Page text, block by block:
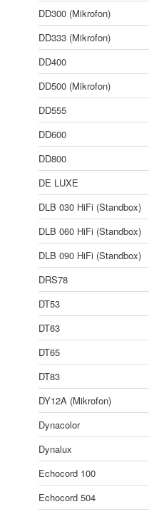
DD300 (Mikrofon)
DD333 (Mikrofon)
DD400
DD500 (Mikrofon)
DD555
DD600
DD800
DE LUXE
DLB 030 HiFi (Standbox)
DLB 060 HiFi (Standbox)
DLB 090 HiFi (Standbox)
DRS78
DT53
DT63
DT65
DT83
DY12A (Mikrofon)
Dynacolor
Dynalux
Echocord 100
Echocord 504